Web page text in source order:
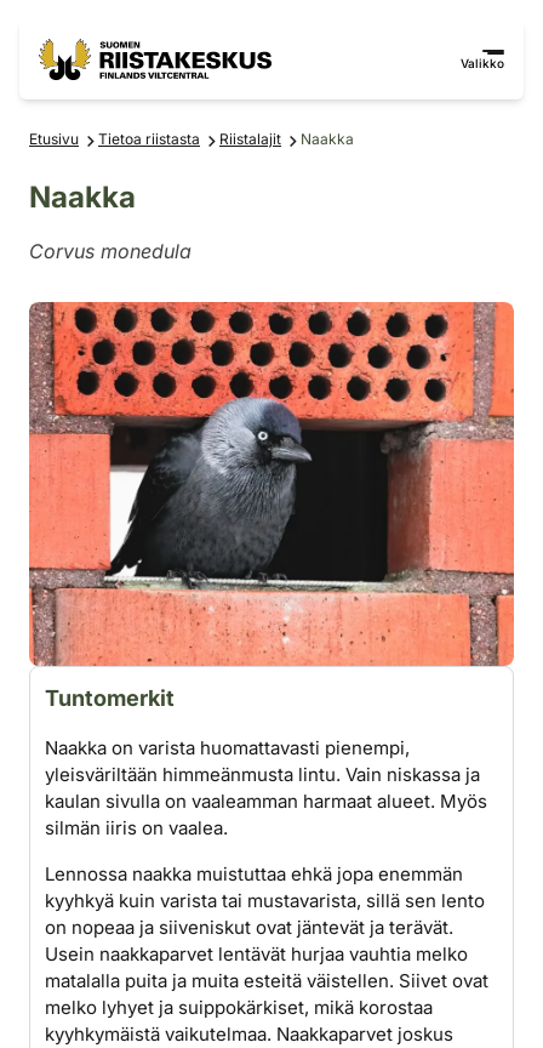
Valikko
Etusivu Tietoa riistasta Riistalajit Naakka
Naakka
Corvus monedula
Tuntomerkit
Naakka on varista huomattavasti pienempi,
yleisväriltään himmeänmusta lintu. Vain niskassa ja
kaulan sivulla on vaaleamman harmaat alueet. Myös
silmän iiris on vaalea.
Lennossa naakka muistuttaa ehkä jopa enemmän
kyyhkyä kuin varista tai mustavarista, sillä sen lento
on nopeaa ja siiveniskut ovat jäntevät ja terävät.
Usein naakkaparvet lentävät hurjaa vauhtia melko
matalalla ­puita ja muita esteitä väistellen. Siivet ovat
melko lyhyet ja suippokärkiset, mikä korostaa
kyyhky­mäistä vaikutelmaa. Naakkaparvet joskus